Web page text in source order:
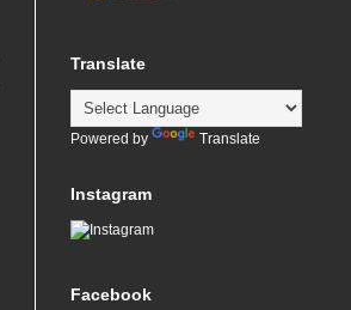
Translate
Powered by Translate
Instagram
Facebook